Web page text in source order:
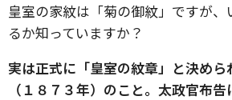
皇室の家紋は「菊の御紋」ですが、
るか知っていますか？
実は正式に「皇室の紋章」と決め
（１８７３年）のこと。 太政官布告